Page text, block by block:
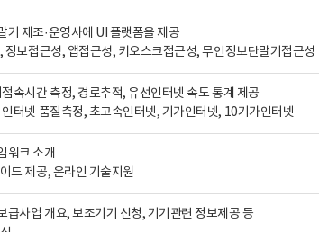
기 제조·운영사에 UI 플랫폼을 제공
정보접근성, 앱접근성, 키오스크접근성, 무인정보단말기접근성
속시간 측정, 경로추적, 유선인터넷 속도 통계 제공
터넷 품질측정, 초고속인터넷, 기가인터넷, 10기가인터넷
워크 소개
드 제공, 온라인 기술지원
급사업 개요, 보조기기 신청, 기기관련 정보제공 등